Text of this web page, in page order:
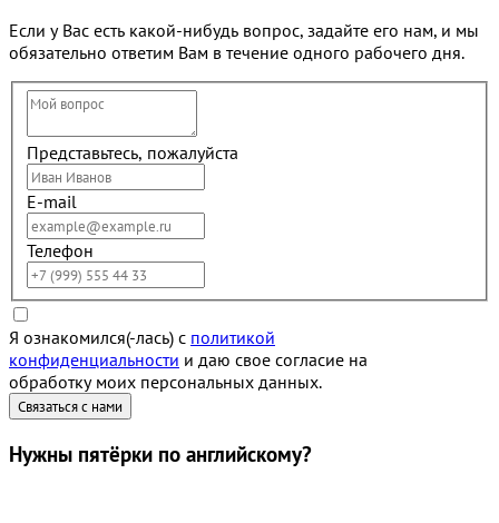
Если у Вас есть какой-нибудь вопрос, задайте его нам, и мы
обязательно ответим Вам в течение одного рабочего дня.
Представьтесь, пожалуйста
E-mail
Телефон
Я ознакомился(-лась) с политикой
конфиденциальности и даю свое согласие на
обработку моих персональных данных.
Нужны пятёрки по английскому?